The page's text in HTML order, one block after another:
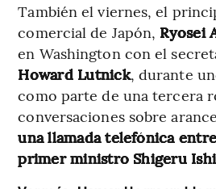
También el viernes, el
comercial de Japón, Ryosei
en Washington con el
Howard Lutnick, durante
como parte de una tercera
conversaciones sobre
una llamada telefónica
primer ministro Shigeru